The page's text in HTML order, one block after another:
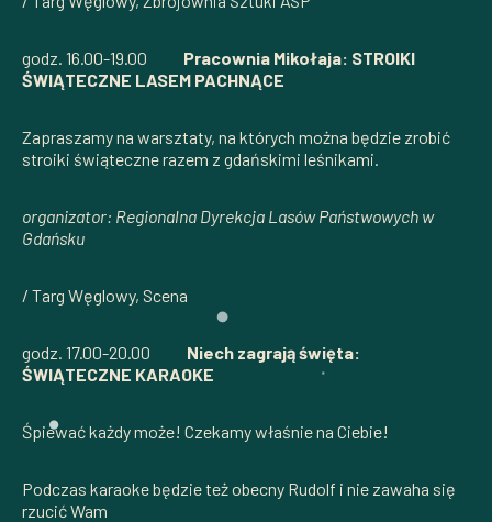
godz. 16.00-19.00 Pracownia Mikołaja: STROIKI
ŚWIĄTECZNE LASEM PACHNĄCE
Zapraszamy na warsztaty, na których można będzie zrobić
stroiki świąteczne razem z gdańskimi leśnikami.
organizator: Regionalna Dyrekcja Lasów Państwowych w
Gdańsku
/ Targ Węglowy, Scena
godz. 17.00-20.00 Niech zagrają święta:
ŚWIĄTECZNE KARAOKE
Śpiewać każdy może! Czekamy właśnie na Ciebie!
Podczas karaoke będzie też obecny Rudolf i nie zawaha się
rzucić Wam